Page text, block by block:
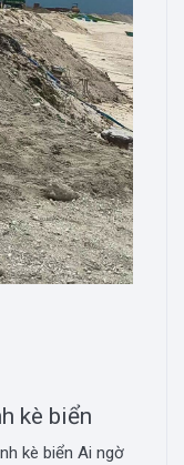
kè biển
kè biển Ai ngờ